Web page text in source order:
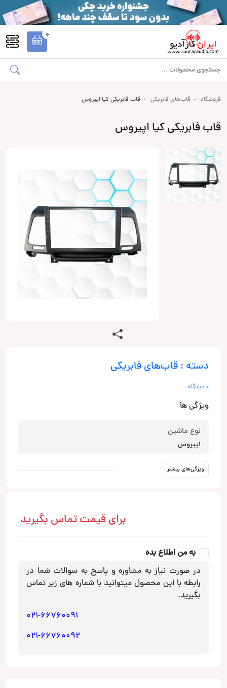
0
فروشگاه قاب‌های فابریکی قاب فابریکی کیا اپیروس
قاب فابریکی کیا اپیروس
دسته : قاب‌های فابریکی
0 دیدگاه
ویژگی ها
نوع ماشین
اپیروس
ویژگی‌های بیشتر
برای قیمت تماس بگیرید
به من اطلاع بده
در صورت نیاز به مشاوره و پاسخ به سوالات شما در
رابطه با این محصول میتوانید با شماره های زیر تماس
بگیرید.
021-66760091
021-66760092